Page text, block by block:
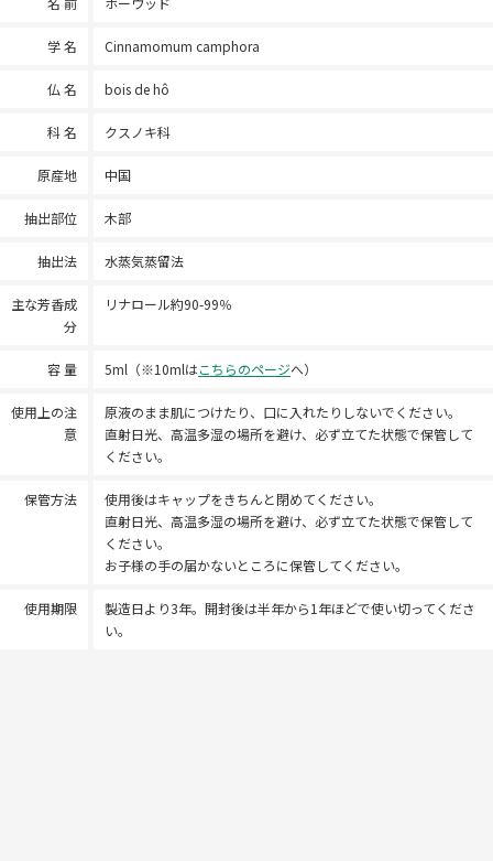
学 名 Cinnamomum camphora
仏 名 bois de hô
科 名 クスノキ科
原産地 中国
抽出部位 木部
抽出法 水蒸気蒸留法
主な芳香成
分
リナロール約90-99％
容 量 5ml（※10mlはこちらのページへ）
使用上の注
意
原液のまま肌につけたり、口に入れたりしないでください。
直射日光、高温多湿の場所を避け、必ず立てた状態で保管して
ください。
保管方法
使用後はキャップをきちんと閉めてください。
直射日光、高温多湿の場所を避け、必ず立てた状態で保管して
ください。
お子様の手の届かないところに保管してください。
使用期限
製造日より3年。開封後は半年から1年ほどで使い切ってくださ
い。